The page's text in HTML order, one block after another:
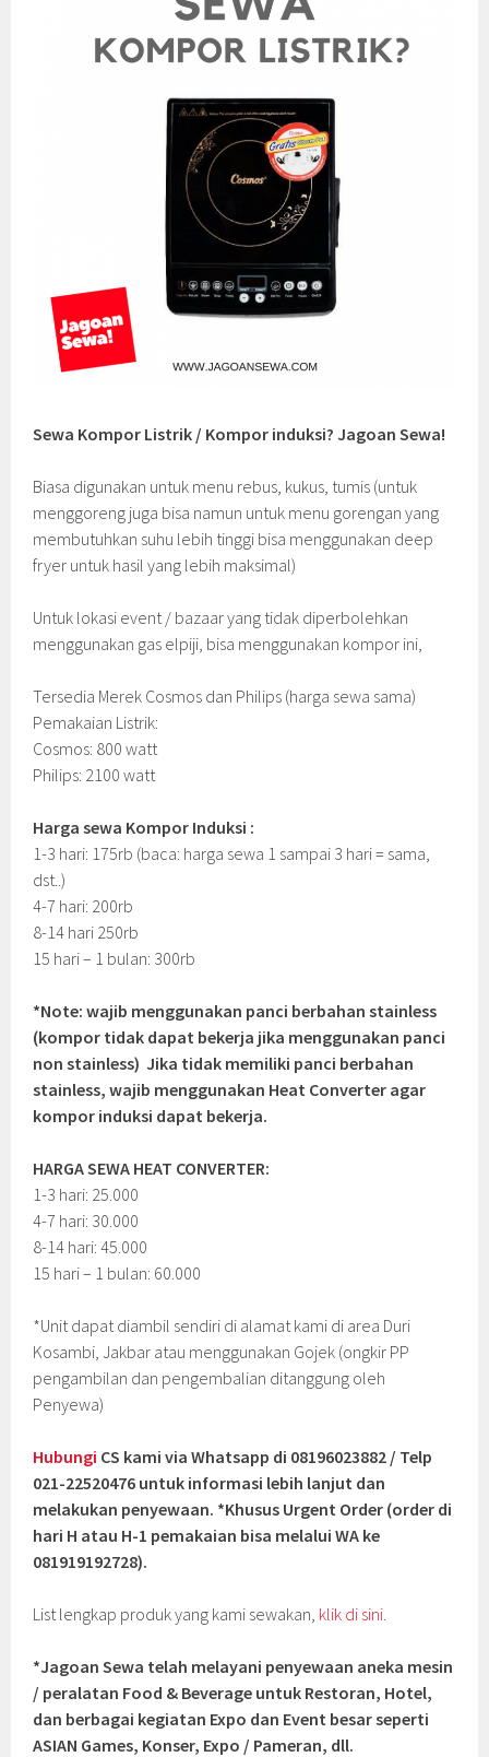
Sewa Kompor Listrik / Kompor induksi? Jagoan Sewa!
Biasa digunakan untuk menu rebus, kukus, tumis (untuk
menggoreng juga bisa namun untuk menu gorengan yang
membutuhkan suhu lebih tinggi bisa menggunakan deep
fryer untuk hasil yang lebih maksimal)
Untuk lokasi event / bazaar yang tidak diperbolehkan
menggunakan gas elpiji, bisa menggunakan kompor ini,
Tersedia Merek Cosmos dan Philips (harga sewa sama)
Pemakaian Listrik:
Cosmos: 800 watt
Philips: 2100 watt
Harga sewa Kompor Induksi :
1-3 hari: 175rb (baca: harga sewa 1 sampai 3 hari = sama,
dst..)
4-7 hari: 200rb
8-14 hari 250rb
15 hari – 1 bulan: 300rb
*Note: wajib menggunakan panci berbahan stainless
(kompor tidak dapat bekerja jika menggunakan panci
non stainless) Jika tidak memiliki panci berbahan
stainless, wajib menggunakan Heat Converter agar
kompor induksi dapat bekerja.
HARGA SEWA HEAT CONVERTER:
1-3 hari: 25.000
4-7 hari: 30.000
8-14 hari: 45.000
15 hari – 1 bulan: 60.000
*Unit dapat diambil sendiri di alamat kami di area Duri
Kosambi, Jakbar atau menggunakan Gojek (ongkir PP
pengambilan dan pengembalian ditanggung oleh
Penyewa)
Hubungi CS kami via Whatsapp di 08196023882 / Telp
021-22520476 untuk informasi lebih lanjut dan
melakukan penyewaan. *Khusus Urgent Order (order di
hari H atau H-1 pemakaian bisa melalui WA ke
081919192728).
List lengkap produk yang kami sewakan, klik di sini.
*Jagoan Sewa telah melayani penyewaan aneka mesin
/ peralatan Food & Beverage untuk Restoran, Hotel,
dan berbagai kegiatan Expo dan Event besar seperti
ASIAN Games, Konser, Expo / Pameran, dll.